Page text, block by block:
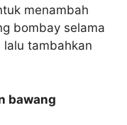
menambah
bombay selama
tambahkan
bawang